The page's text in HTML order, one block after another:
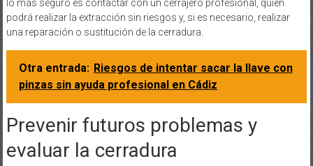
lo más seguro es contactar con un cerrajero profesional, quien
podrá realizar la extracción sin riesgos y, si es necesario, realizar
una reparación o sustitución de la cerradura.
Otra entrada: Riesgos de intentar sacar la llave con
pinzas sin ayuda profesional en Cádiz
Prevenir futuros problemas y
evaluar la cerradura